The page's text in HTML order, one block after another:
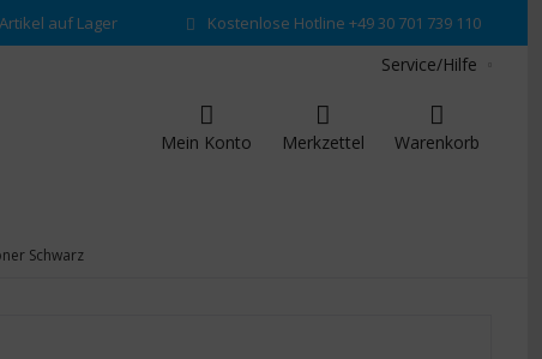
auf Lager Kostenlose Hotline +49 30 701 739 110
Service/Hilfe
Warenkorb
Merkzettel
Mein Konto
Schwarz